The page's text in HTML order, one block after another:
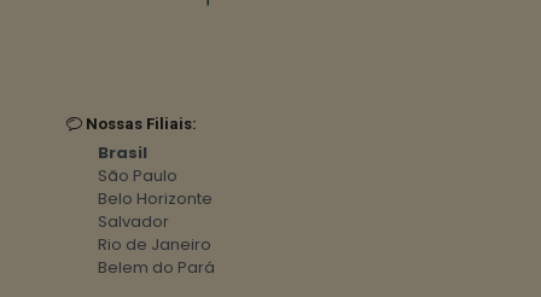
Nossas Filiais:
Brasil
São Paulo
Belo Horizonte
Salvador
Rio de Janeiro
Belem do Pará